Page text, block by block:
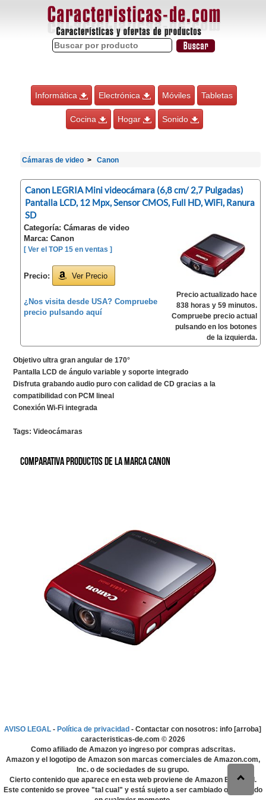
Informática Electrónica Móviles Tabletas
Cocina Hogar Sonido
Cámaras de video Canon
Canon LEGRIA Mini videocámara (6,8 cm/ 2,7 Pulgadas)
Pantalla LCD, 12 Mpx, Sensor CMOS, Full HD, WiFi, Ranura
SD
Categoría: Cámaras de video
Marca: Canon
[ Ver el TOP 15 en ventas ]
Precio: Ver Precio
¿Nos visita desde USA? Compruebe
precio pulsando aquí
Precio actualizado hace
838 horas y 59 minutos.
Compruebe precio actual
pulsando en los botones
de la izquierda.
Objetivo ultra gran angular de 170°
Pantalla LCD de ángulo variable y soporte integrado
Disfruta grabando audio puro con calidad de CD gracias a la
compatibilidad con PCM lineal
Conexión Wi-Fi integrada
Tags: Videocámaras
Comparativa productos de la marca Canon
AVISO LEGAL - Política de privacidad - Contactar con nosotros: info [arroba]
caracteristicas-de.com © 2026
Como afiliado de Amazon yo ingreso por compras adscritas.
Amazon y el logotipo de Amazon son marcas comerciales de Amazon.com,
Inc. o de sociedades de su grupo.
Cierto contenido que aparece en esta web proviene de Amazon EU S.à r.l.
Este contenido se provee "tal cual" y está sujeto a ser cambiado o eliminado